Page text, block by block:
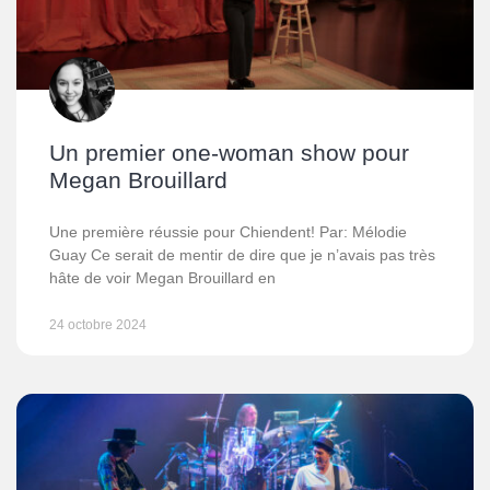
Un premier one-woman show pour
Megan Brouillard
Une première réussie pour Chiendent! Par: Mélodie
Guay Ce serait de mentir de dire que je n’avais pas très
hâte de voir Megan Brouillard en
24 octobre 2024